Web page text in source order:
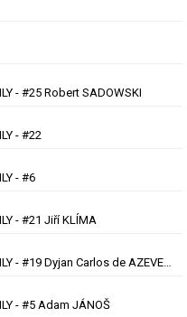
- #25 Robert SADOWSKI
- #22
- #6
- #21 Jiří KLÍMA
Dražba hráčských dresů SILESIAN FAMILY - #19 Dyjan Carlos de AZEVEDO
- #5 Adam JÁNOŠ